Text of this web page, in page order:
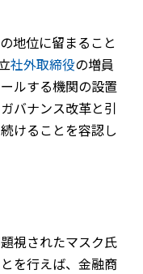
地位に留まること
社外取締役の増員
ルする機関の設置
バナンス改革と引
けることを容認し
視されたマスク氏
を行えば、金融商